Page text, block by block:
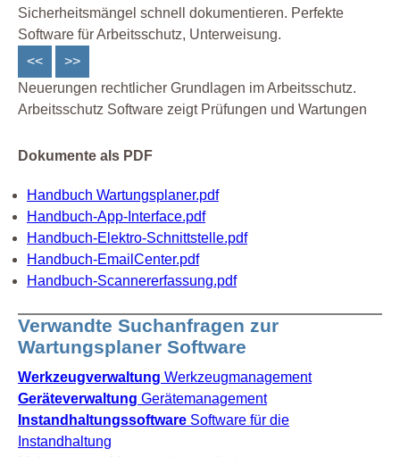
Sicherheitsmängel schnell dokumentieren. Perfekte
Software für Arbeitsschutz, Unterweisung.
<<
>>
Neuerungen rechtlicher Grundlagen im Arbeitsschutz.
Arbeitsschutz Software zeigt Prüfungen und Wartungen
Dokumente als PDF
Handbuch Wartungsplaner.pdf
Handbuch-App-Interface.pdf
Handbuch-Elektro-Schnittstelle.pdf
Handbuch-EmailCenter.pdf
Handbuch-Scannererfassung.pdf
Verwandte Suchanfragen zur
Wartungsplaner Software
Werkzeugverwaltung Werkzeugmanagement
Geräteverwaltung Gerätemanagement
Instandhaltungssoftware Software für die
Instandhaltung